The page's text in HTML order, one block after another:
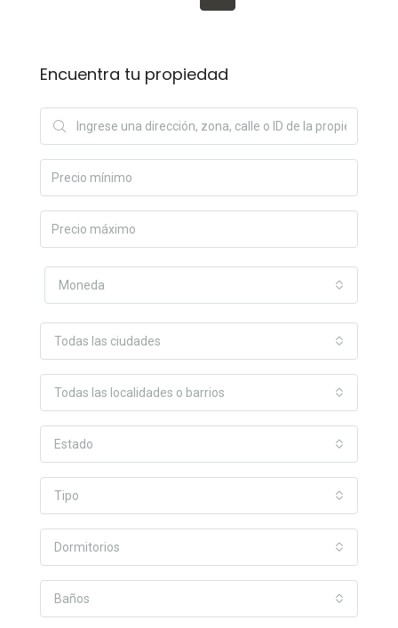
Encuentra tu propiedad
Moneda
Todas las ciudades
Todas las localidades o barrios
Estado
Tipo
Dormitorios
Baños